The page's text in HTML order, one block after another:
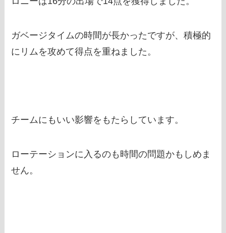
ガベージタイムの時間が長かったですが、積極的
にリムを攻めて得点を重ねました。
チームにもいい影響をもたらしています。
ローテーションに入るのも時間の問題かもしめま
せん。